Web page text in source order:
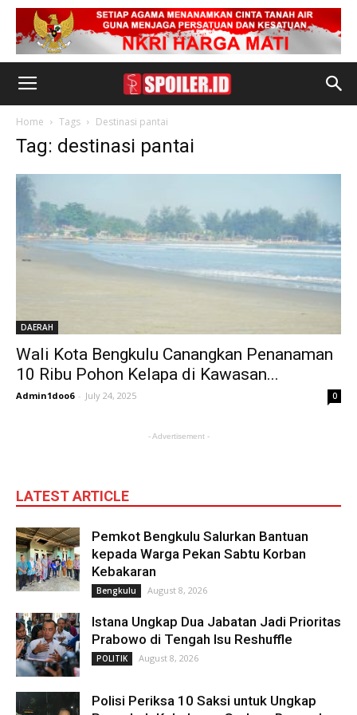
Home Tags Destinasi pantai
Tag: destinasi pantai
DAERAH
Wali Kota Bengkulu Canangkan Penanaman
10 Ribu Pohon Kelapa di Kawasan...
Admin1doo6 - July 24, 2025 0
- Advertisement -
LATEST ARTICLE
Pemkot Bengkulu Salurkan Bantuan
kepada Warga Pekan Sabtu Korban
Kebakaran
Bengkulu August 8, 2026
Istana Ungkap Dua Jabatan Jadi Prioritas
Prabowo di Tengah Isu Reshuffle
POLITIK August 8, 2026
Polisi Periksa 10 Saksi untuk Ungkap